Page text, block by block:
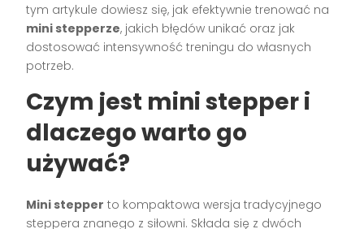
tym artykule dowiesz się, jak efektywnie trenować na
mini stepperze, jakich błędów unikać oraz jak
dostosować intensywność treningu do własnych
potrzeb.
Czym jest mini stepper i
dlaczego warto go
używać?
Mini stepper to kompaktowa wersja tradycyjnego
steppera znanego z siłowni. Składa się z dwóch